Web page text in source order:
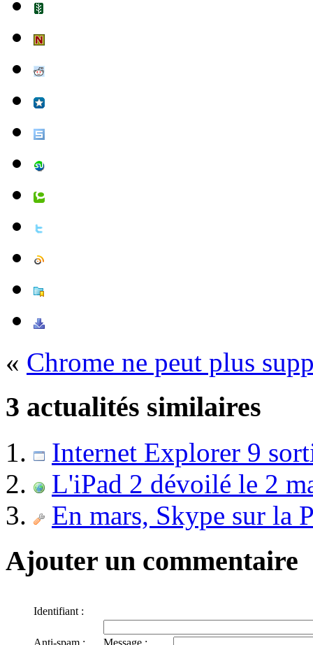
« Chrome ne peut plus
3 actualités similaires
Internet Explorer 9
L'iPad 2 dévoilé le 2
En mars, Skype sur la
Ajouter un commentaire
Identifiant :
Anti-spam : Message :